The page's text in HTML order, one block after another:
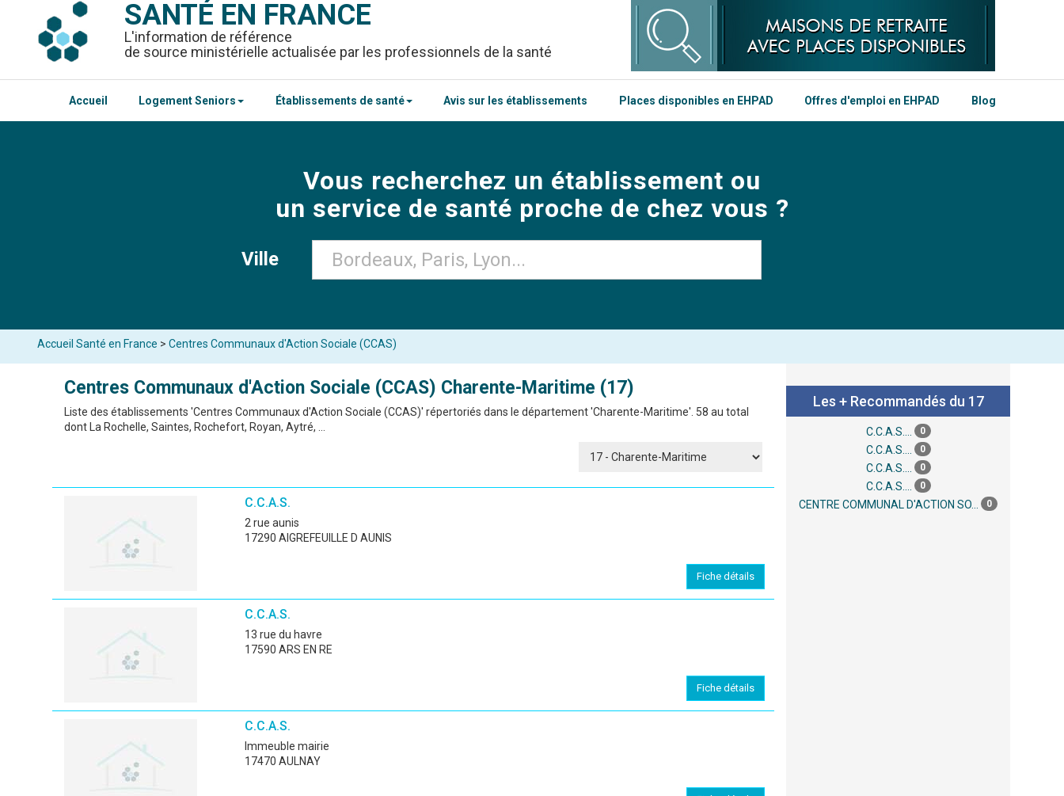
SANTÉ EN FRANCE
L'information de référence
de source ministérielle actualisée par les professionnels de la santé
Accueil Logement Seniors Établissements de santé Avis sur les établissements Places disponibles en EHPAD Offres d'emploi en EHPAD Blog
Vous recherchez un établissement ou
un service de santé proche de chez vous ?
Ville
Accueil Santé en France > Centres Communaux d'Action Sociale (CCAS)
Centres Communaux d'Action Sociale (CCAS) Charente-Maritime (17)
Liste des établissements 'Centres Communaux d'Action Sociale (CCAS)' répertoriés dans le département 'Charente-Maritime'. 58 au total
dont La Rochelle, Saintes, Rochefort, Royan, Aytré, ...
C.C.A.S.
2 rue aunis
17290 AIGREFEUILLE D AUNIS
Fiche détails
C.C.A.S.
13 rue du havre
17590 ARS EN RE
Fiche détails
C.C.A.S.
immeuble mairie
17470 AULNAY
Les + Recommandés du 17
C.C.A.S.... 0
C.C.A.S.... 0
C.C.A.S.... 0
C.C.A.S.... 0
CENTRE COMMUNAL D'ACTION SO... 0